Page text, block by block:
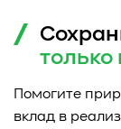
только
Помогите
вклад в